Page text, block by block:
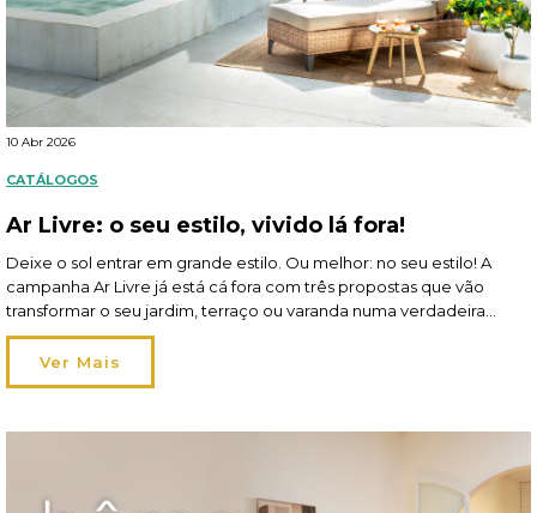
10 Abr 2026
CATÁLOGOS
Ar Livre: o seu estilo, vivido lá fora!
Deixe o sol entrar em grande estilo. Ou melhor: no seu estilo! A
campanha Ar Livre já está cá fora com três propostas que vão
transformar o seu jardim, terraço ou varanda numa verdadeira
extensão de si. Em 2026, viver o exterior ganha um novo
significado: os espaços tornam-se mais flexíveis, acompanham os
seus momentos […]
Ver Mais